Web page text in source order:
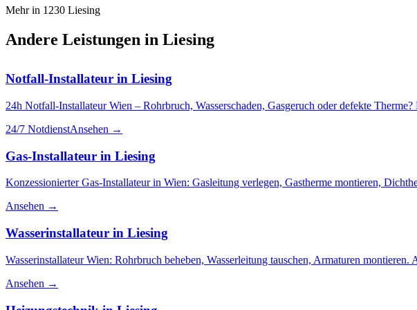
Mehr in 1230 Liesing
Andere Leistungen in Liesing
Notfall-Installateur in Liesing
24h Notfall-Installateur Wien – Rohrbruch, Wasserschaden, Gasgeruch oder defekte
24/7 NotdienstAnsehen →
Gas-Installateur in Liesing
Konzessionierter Gas-Installateur in Wien: Gasleitung verlegen, Gastherme montieren,
Ansehen →
Wasserinstallateur in Liesing
Wasserinstallateur Wien: Rohrbruch beheben, Wasserleitung tauschen, Armaturen
Ansehen →